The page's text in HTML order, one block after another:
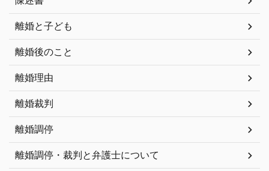
離婚と子ども
離婚後のこと
離婚理由
離婚裁判
離婚調停
離婚調停・裁判と弁護士について